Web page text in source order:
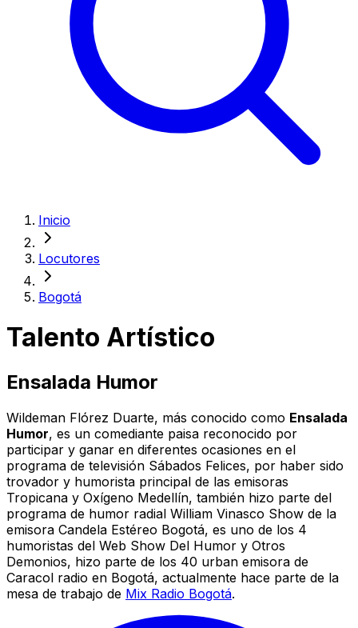
Inicio
Locutores
Bogotá
Talento Artístico
Ensalada Humor
Wildeman Flórez Duarte, más conocido como Ensalada
Humor, es un comediante paisa reconocido por
participar y ganar en diferentes ocasiones en el
programa de televisión Sábados Felices, por haber sido
trovador y humorista principal de las emisoras
Tropicana y Oxígeno Medellín, también hizo parte del
programa de humor radial William Vinasco Show de la
emisora Candela Estéreo Bogotá, es uno de los 4
humoristas del Web Show Del Humor y Otros
Demonios, hizo parte de los 40 urban emisora de
Caracol radio en Bogotá, actualmente hace parte de la
mesa de trabajo de Mix Radio Bogotá.